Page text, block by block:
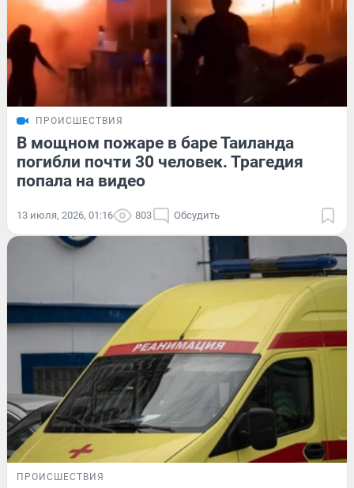
ПРОИСШЕСТВИЯ
В мощном пожаре в баре Таиланда
погибли почти 30 человек. Трагедия
попала на видео
13 июля, 2026, 01:16 803 Обсудить
ПРОИСШЕСТВИЯ